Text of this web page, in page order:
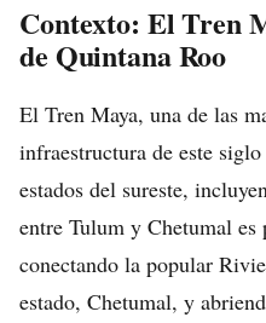
Contexto: El Tren
de Quintana Roo
El Tren Maya, una de las
infraestructura de este
estados del sureste,
entre Tulum y Chetumal es
conectando la popular
estado, Chetumal, y